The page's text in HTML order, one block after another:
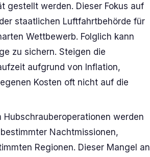
gestellt werden. Dieser Fokus auf
staatlichen Luftfahrtbehörde für
Wettbewerb. Folglich kann
zu sichern. Steigen die
aufgrund von Inflation,
Kosten oft nicht auf die
Hubschrauberoperationen werden
Nachtmissionen,
Regionen. Dieser Mangel an